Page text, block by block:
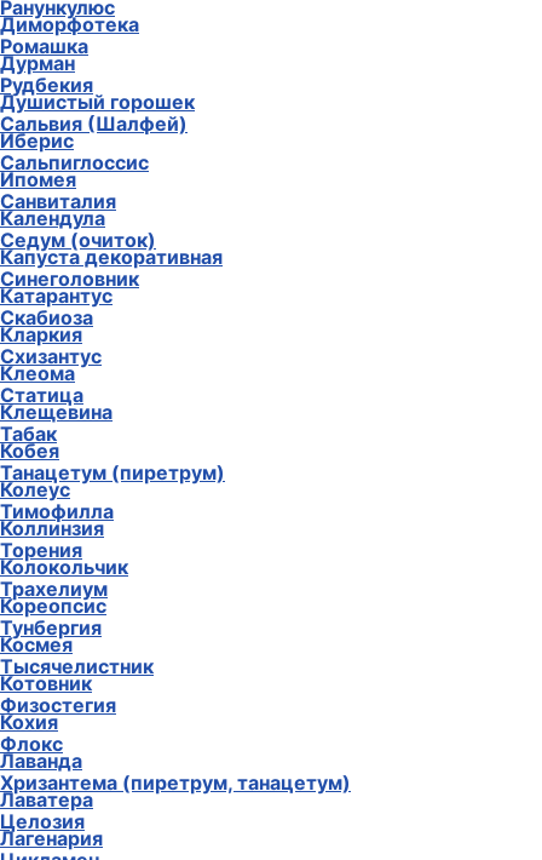
Ранункулюс
Ромашка
Рудбекия
Сальвия (Шалфей)
Сальпиглоссис
Санвиталия
Седум (очиток)
Синеголовник
Скабиоза
Схизантус
Статица
Табак
Танацетум (пиретрум)
Тимофилла
Торения
Трахелиум
Тунбергия
Тысячелистник
Физостегия
Флокс
Хризантема (пиретрум, танацетум)
Целозия
Диморфотека
Дурман
Душистый горошек
Иберис
Ипомея
Календула
Капуста декоративная
Катарантус
Кларкия
Клеома
Клещевина
Кобея
Колеус
Коллинзия
Колокольчик
Кореопсис
Космея
Котовник
Кохия
Лаванда
Лаватера
Лагенария